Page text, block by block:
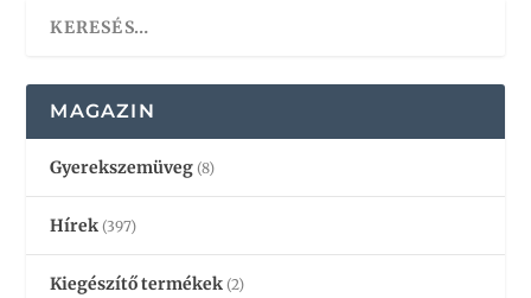
MAGAZIN
Gyerekszemüveg (8)
Hírek (397)
Kiegészítő termékek (2)